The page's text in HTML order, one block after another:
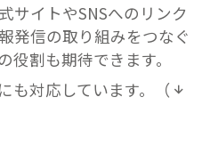
サイトやSNSへのリンク
発信の取り組みをつなぐ
役割も期待できます。
も対応しています。（